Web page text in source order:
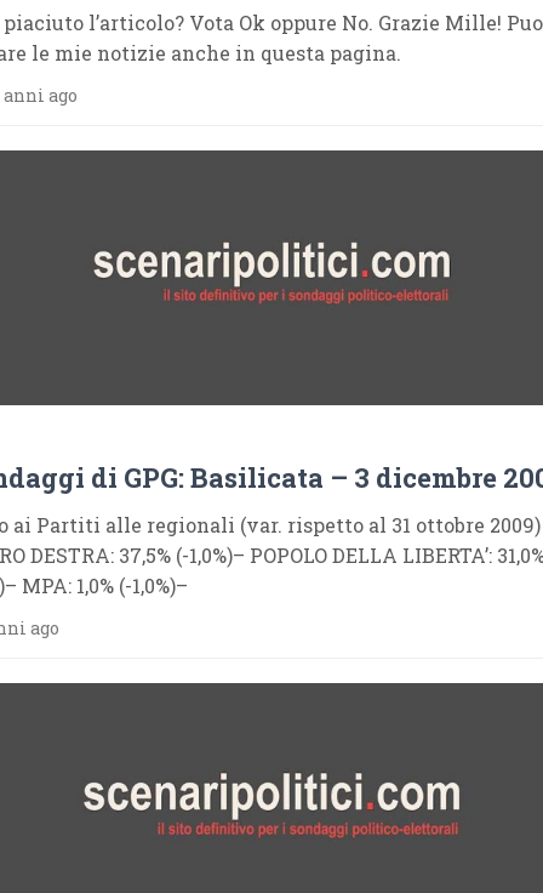
piaciuto l’articolo? Vota Ok oppure No. Grazie Mille!
le mie notizie anche in questa pagina.
anni ago
di GPG: Basilicata – 3 dicembre
ai Partiti alle regionali (var. rispetto al 31 ottobre 2009)
DESTRA: 37,5% (-1,0%)– POPOLO DELLA LIBERTA’:
MPA: 1,0% (-1,0%)–
ago